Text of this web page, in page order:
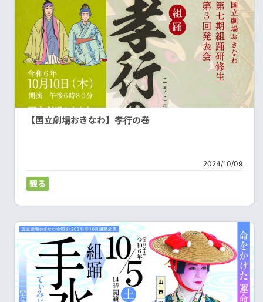
【国立劇場おきなわ】孝行の巻
2024/10/09
観る